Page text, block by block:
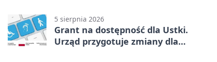
5 sierpnia 2026
Grant na dostępność dla Ustki.
Urząd przygotuje zmiany dla